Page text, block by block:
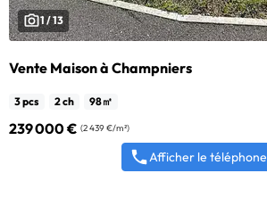
1 / 13
Vente Maison à Champniers
3 pcs 2 ch 98㎡
239 000 € (2 439 €/m²)
Afficher le téléphone